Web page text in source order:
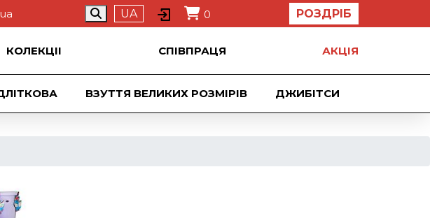
UA 0 РОЗДРІБ
КОЛЕКЦII СПІВПРАЦЯ АКЦIЯ
ВЗУТТЯ ВЕЛИКИХ РОЗМІРІВ ДЖИБIТСИ